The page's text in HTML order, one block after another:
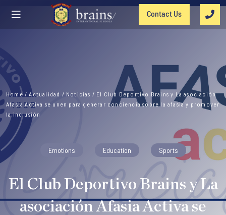
Contact Us
Home/Actualidad / Noticias / El Club Deportivo Brains y La asociación
Afasia Activa se unen para generar conciencia sobre la afasia y promover
la inclusión
Emotions Education Sports
El Club Deportivo Brains y La
asociación Afasia Activa se